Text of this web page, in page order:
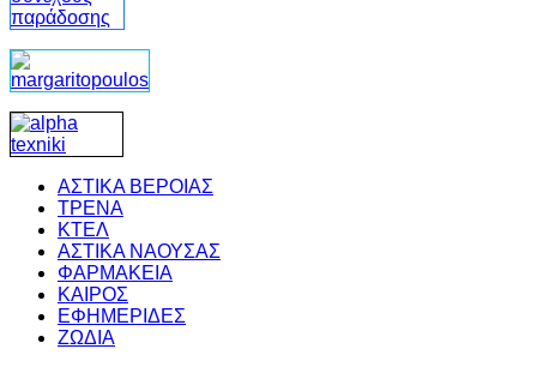
ΑΣΤΙΚΑ ΒΕΡΟΙΑΣ
ΤΡΕΝΑ
ΚΤΕΛ
ΑΣΤΙΚΑ ΝΑΟΥΣΑΣ
ΦΑΡΜΑΚΕΙΑ
ΚΑΙΡΟΣ
ΕΦΗΜΕΡΙΔΕΣ
ΖΩΔΙΑ